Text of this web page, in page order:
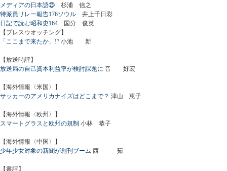
メディアの日本語㉓ 杉浦 信之
特派員リレー報告176ソウル 井上千日彩
日記で読む昭和史164 国分 俊英
【プレスウオッチング】
「ここまで来たか」!? 小池 新
【放送時評】
放送局の自己資本利益率が検討課題に 音 好宏
【海外情報〈米国〉】
サッカーのアメリカナイズはどこまで？ 津山 恵子
【海外情報〈欧州〉】
スマートグラスと欧州の規制 小林 恭子
【海外情報〈中国〉】
少年少女対象の新聞が創刊ブーム 西 茹
【書評】